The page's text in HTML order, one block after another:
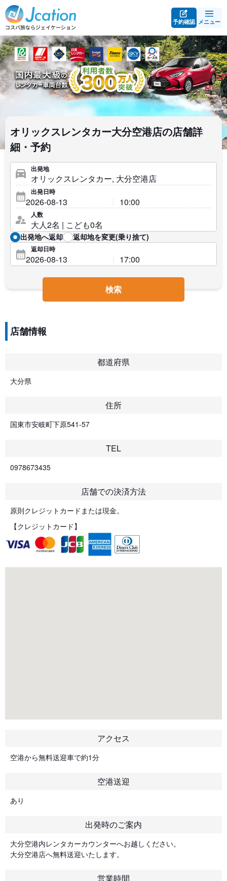
予約確認 メニュー
オリックスレンタカー大分空港店の店舗詳
細・予約
出発地
出発日時
人数
出発地へ返却 返却地を変更(乗り捨て)
返却日時
検索
店舗情報
都道府県
大分県
住所
国東市安岐町下原541-57
TEL
0978673435
店舗での決済方法
原則クレジットカードまたは現金。
【クレジットカード】
アクセス
空港から無料送迎車で約1分
空港送迎
あり
出発時のご案内
大分空港内レンタカーカウンターへお越しください。
大分空港店へ無料送迎いたします。
営業時間